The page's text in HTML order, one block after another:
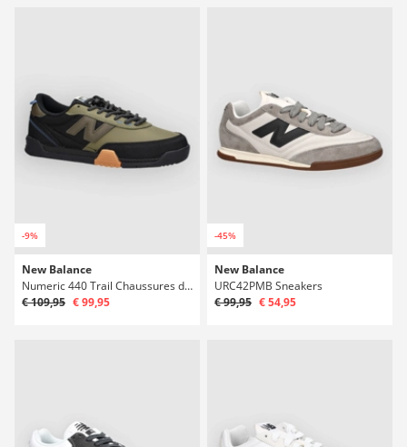
-9%
New Balance
Numeric 440 Trail Chaussures de skate
€ 109,95 € 99,95
-45%
New Balance
URC42PMB Sneakers
€ 99,95 € 54,95